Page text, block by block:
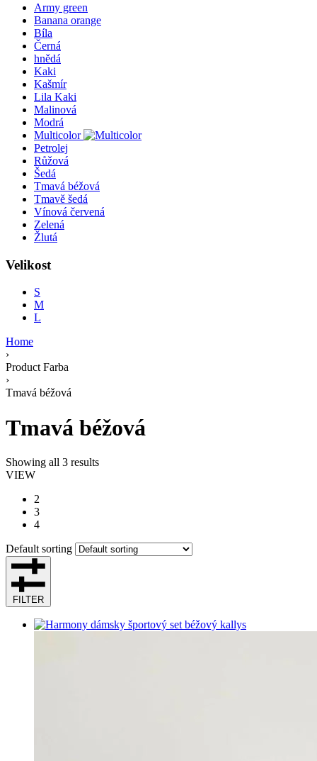
Army green
Banana orange
Bíla
Černá
hnědá
Kaki
Kašmír
Lila Kaki
Malinová
Modrá
Multicolor
Petrolej
Růžová
Šedá
Tmavá béžová
Tmavě šedá
Vínová červená
Zelená
Žlutá
Velikost
S
M
L
Home
›
Product Farba
›
Tmavá béžová
Tmavá béžová
Showing all 3 results
VIEW
2
3
4
Default sorting
FILTER